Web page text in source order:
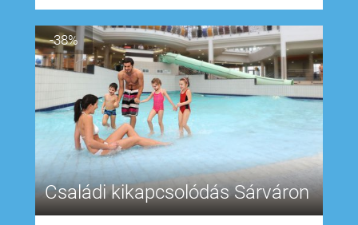
-38%
Családi kikapcsolódás Sárváron